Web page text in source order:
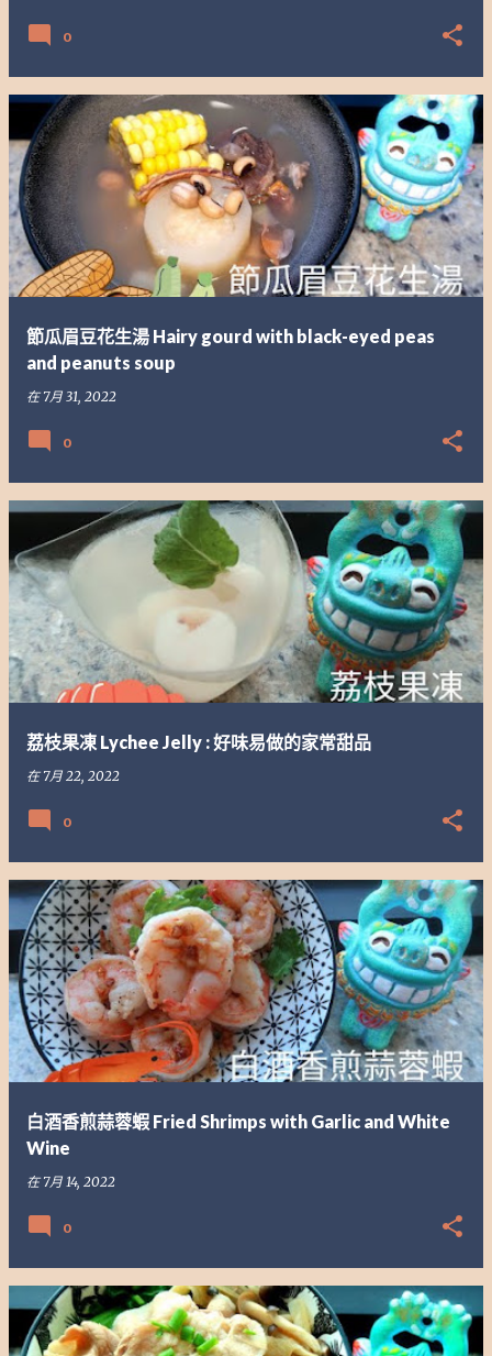
0
節瓜眉豆花生湯 Hairy gourd with black-eyed peas
and peanuts soup
在7月 31, 2022
0
荔枝果凍 Lychee Jelly : 好味易做的家常甜品
在7月 22, 2022
0
白酒香煎蒜蓉蝦 Fried Shrimps with Garlic and White
Wine
在7月 14, 2022
0